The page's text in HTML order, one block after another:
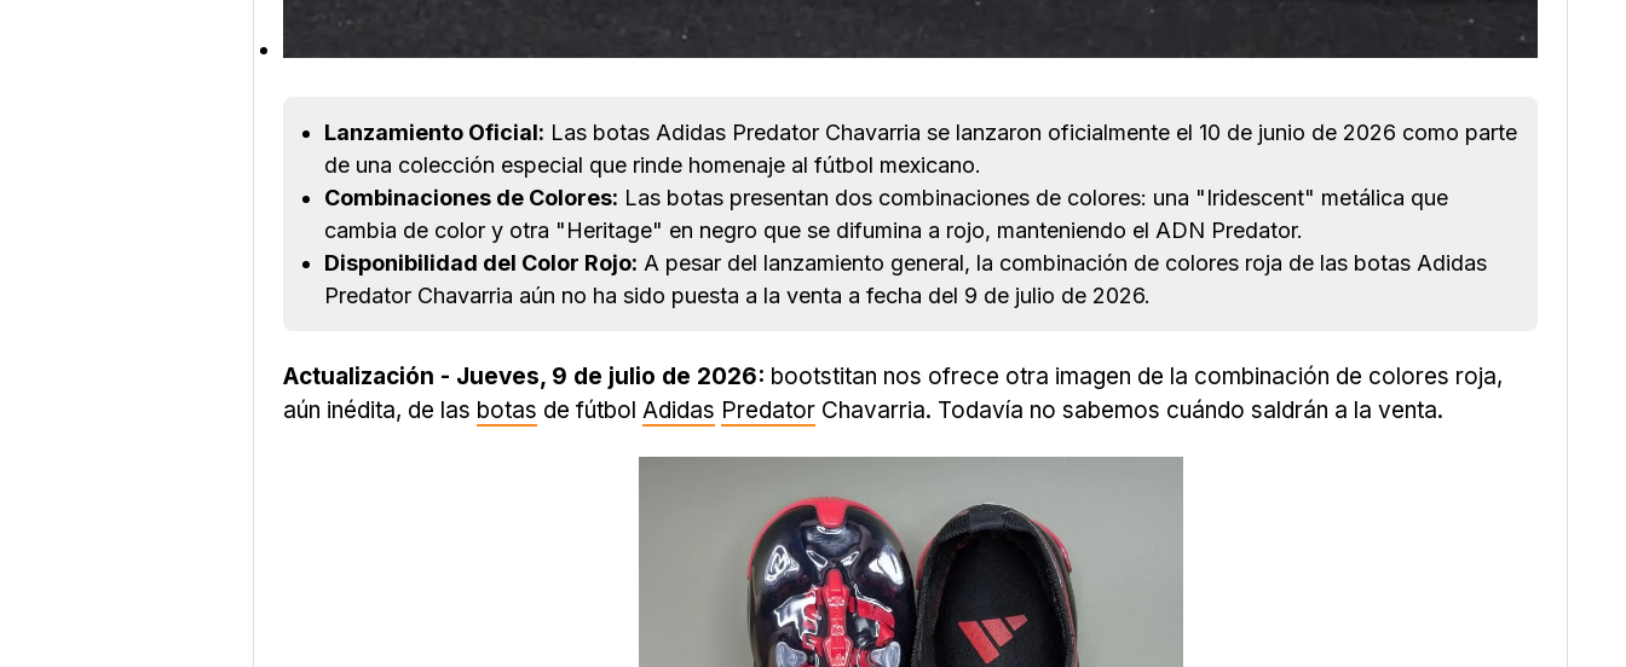
Lanzamiento Oficial: Las botas Adidas Predator Chavarria se lanzaron oficialmente el 10 de junio de 2026 como parte
de una colección especial que rinde homenaje al fútbol mexicano.
Combinaciones de Colores: Las botas presentan dos combinaciones de colores: una "Iridescent" metálica que
cambia de color y otra "Heritage" en negro que se difumina a rojo, manteniendo el ADN Predator.
Disponibilidad del Color Rojo: A pesar del lanzamiento general, la combinación de colores roja de las botas Adidas
Predator Chavarria aún no ha sido puesta a la venta a fecha del 9 de julio de 2026.
Actualización - Jueves, 9 de julio de 2026: bootstitan nos ofrece otra imagen de la combinación de colores roja,
aún inédita, de las botas de fútbol Adidas Predator Chavarria. Todavía no sabemos cuándo saldrán a la venta.